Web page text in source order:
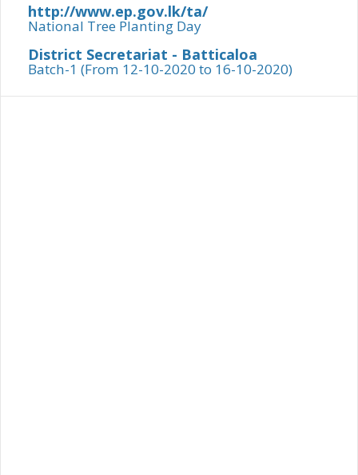
http://www.ep.gov.lk/ta/
National Tree Planting Day
District Secretariat - Batticaloa
Batch-1 (From 12-10-2020 to 16-10-2020)